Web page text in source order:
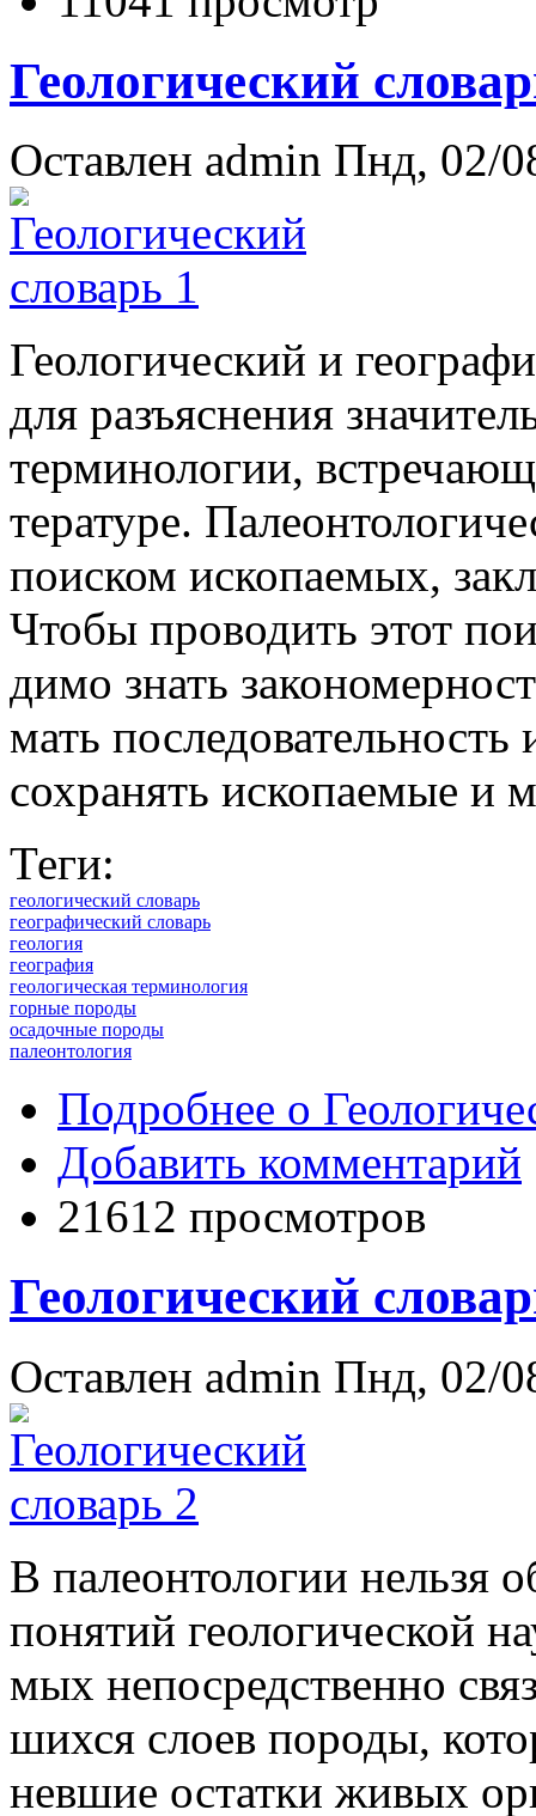
Геологический
Оставлен admin Пнд, 02/
Гео­ло­ги­че­ский и
для разъяс­не­ния
тер­ми­но­ло­гии,
те­ра­туре.
по­ис­ком ис­ко­пае­мых,
Чтобы про­во­дить этот
димо знать
мать
со­хра­нять ис­ко­пае­мые и
Теги:
геологический словарь
географический словарь
геология
география
геологическая терминология
горные породы
осадочные породы
палеонтология
Подробнее о
Добавить комментарий
21612 просмотров
Геологический
Оставлен admin Пнд, 02/
В па­лео­нто­ло­гии нельзя
по­ня­тий гео­ло­ги­че­ской
мых не­по­средст­венно
шихся слоев по­роды,
невшие ос­татки жи­вых